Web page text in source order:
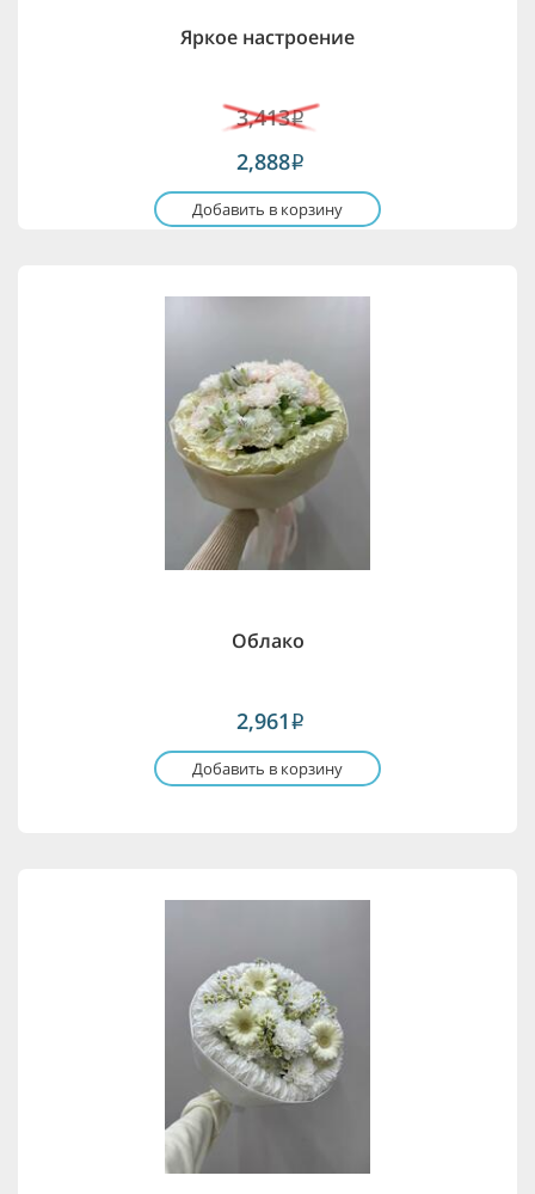
Яркое настроение
3,413i
2,888i
Добавить в корзину
Облако
2,961 i
Добавить в корзину